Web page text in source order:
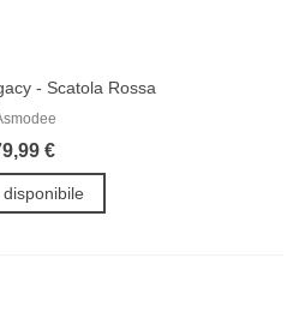
- Scatola Rossa
€
disponibile